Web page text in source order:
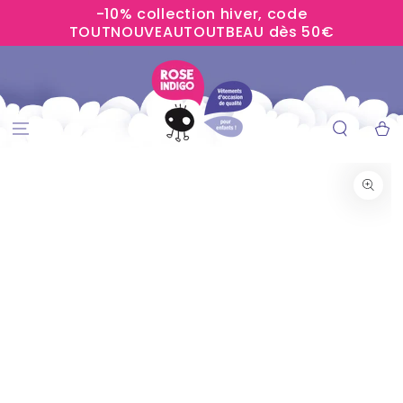
-10% collection hiver, code
TOUTNOUVEAUTOUTBEAU dès 50€
Panier